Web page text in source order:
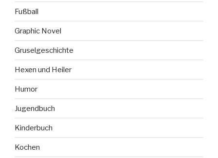
Fußball
Graphic Novel
Gruselgeschichte
Hexen und Heiler
Humor
Jugendbuch
Kinderbuch
Kochen